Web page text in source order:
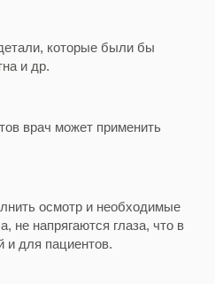
которые были бы
и др.
врач может применить
осмотр и необходимые
не напрягаются глаза, что в
и для пациентов.